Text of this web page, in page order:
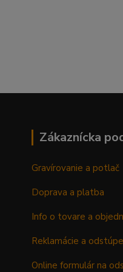
Zákaznícka
Gravírovanie a potlač
Doprava a platba
Info o tovare a
Reklamácie a
Online formulár na